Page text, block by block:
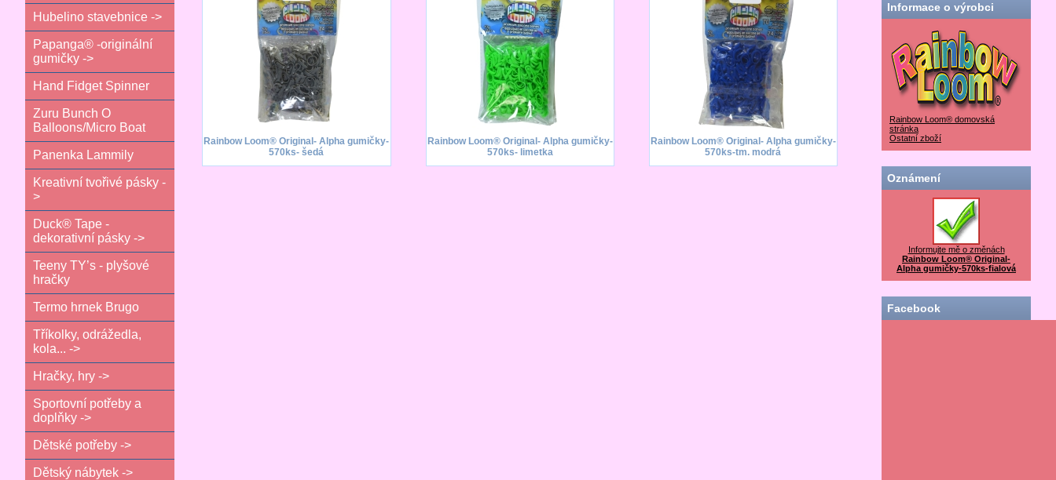
Hubelino stavebnice ->
Papanga® -originální
gumičky ->
Hand Fidget Spinner
Zuru Bunch O
Balloons/Micro Boat
Panenka Lammily
Kreativní tvořivé pásky -
>
Duck® Tape -
dekorativní pásky ->
Teeny TY’s - plyšové
hračky
Termo hrnek Brugo
Tříkolky, odrážedla,
kola... ->
Hračky, hry ->
Sportovní potřeby a
doplňky ->
Dětské potřeby ->
Dětský nábytek ->
Rainbow Loom® Original- Alpha gumičky-
570ks- šedá
Rainbow Loom® Original- Alpha gumičky-
570ks- limetka
Rainbow Loom® Original- Alpha gumičky-
570ks-tm. modrá
Informace o výrobci
Rainbow Loom® domovská
stránka
Ostatní zboží
Oznámení
Informujte mě o změnách
Rainbow Loom® Original-
Alpha gumičky-570ks-fialová
Facebook